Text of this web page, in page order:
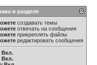
в разделе
создавать темы
отвечать на сообщения
прикреплять файлы
редактировать сообщения
Вкл.
Вкл.